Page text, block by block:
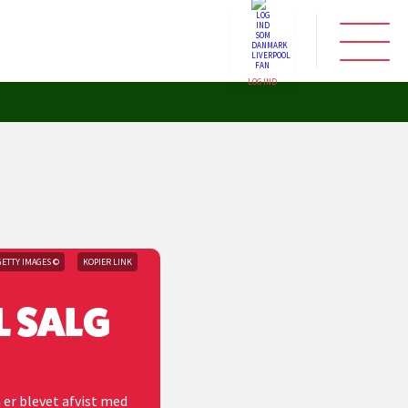
LOG IND
IMAGES © KOPIER LINK
SALG
blevet afvist med